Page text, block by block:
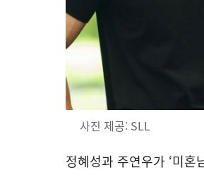
사진 제공: SLL
정혜성과 주연우가 ‘미